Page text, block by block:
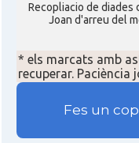
Consolat
Recopliacio de diades
Joan d'arreu del
* els marcats amb
recuperar. Paciència
Fes un